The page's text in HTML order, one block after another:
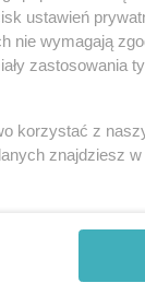
i uciekł do
kierowcy
Żuka
ustawień
nie wymagają
zastosowania
korzystać z
znajdziesz w